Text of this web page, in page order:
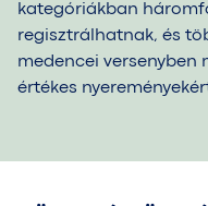
kategóriákban
regisztrálhatnak, és
medencei versenyben
értékes